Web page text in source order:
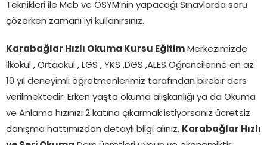
Teknikleri ile Meb ve ÖSYM’nin yapacağı Sınavlarda soru
çözerken zamanı iyi kullanırsınız.
Karabağlar Hızlı Okuma Kursu Eğitim Merkezimizde
İlkokul , Ortaokul , LGS , YKS ,DGS ,ALES Öğrencilerine en az
10 yıl deneyimli öğretmenlerimiz tarafından birebir ders
verilmektedir. Erken yaşta okuma alışkanlığı ya da Okuma
ve Anlama hızınızı 2 katına çıkarmak istiyorsanız ücretsiz
danışma hattımızdan detaylı bilgi alınız. Karabağlar Hızlı